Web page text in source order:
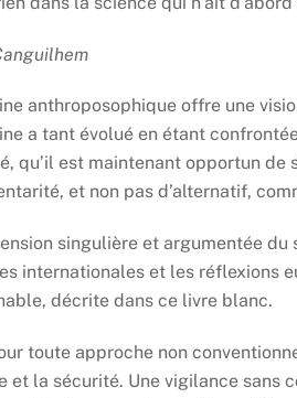
anthroposophique offre une
a tant évolué en étant
qu’il est maintenant opportun de
et non pas d’alternatif,
singulière et argumentée du
internationales et les réflexions
décrite dans ce livre blanc.
toute approche non
et la sécurité. Une vigilance sans